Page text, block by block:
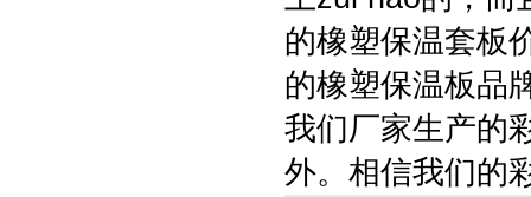
的橡塑保温套板
的橡塑保温板品
我们厂家生产的
外。相信我们的